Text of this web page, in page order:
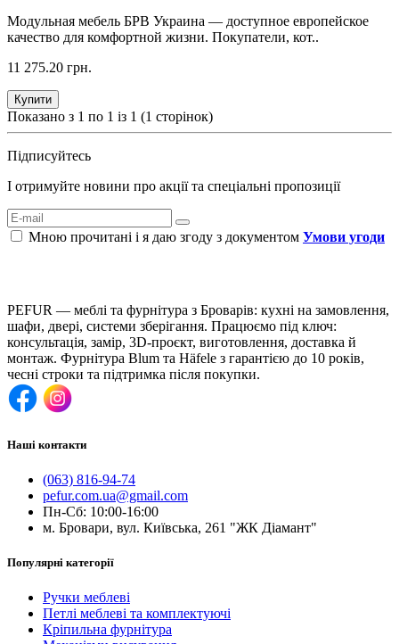
Мoдyльнaя мeбeль БРВ Украина — доступное европейское
качество для комфортной жизни. Покупатели, кот..
11 275.20 грн.
Купити
Показано з 1 по 1 із 1 (1 сторінок)
Підписуйтесь
І отримуйте новини про акції та спеціальні пропозиції
Мною прочитані і я даю згоду з документом Умови угоди
PEFUR — меблі та фурнітура з Броварів: кухні на замовлення,
шафи, двері, системи зберігання. Працюємо під ключ:
консультація, замір, 3D-проєкт, виготовлення, доставка й
монтаж. Фурнітура Blum та Häfele з гарантією до 10 років,
чесні строки та підтримка після покупки.
Наші контакти
(063) 816-94-74
pefur.com.ua@gmail.com
Пн-Сб: 10:00-16:00
м. Бровари, вул. Київська, 261 "ЖК Діамант"
Популярні категорії
Ручки меблеві
Петлі меблеві та комплектуючі
Кріпильна фурнітура